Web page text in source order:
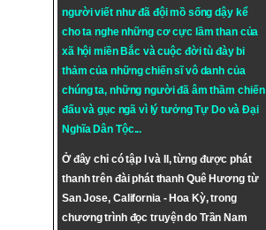
người viết như đã đội mồ sống dậy kể
cho ta nghe những cơ cực lầm than của
xã hội miền Bắc và cuộc đời tù đày bi
thảm của những chiến sĩ vô danh của
chúng ta, những người đã âm thầm chiến
đấu và gục ngã vì lý tưởngTự DovàĐại
Nghĩa Dân Tộc...
Ở đây chỉ có tập I và II, từng được phát
thanh trên đài phát thanh Quê Hương từ
San Jose, California - Hoa Kỳ, trong
chương trình đọc truyện do Trần Nam